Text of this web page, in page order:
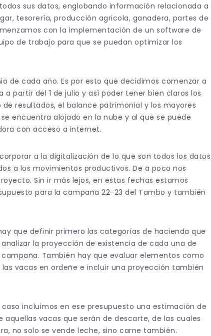
sus datos, englobando información relacionada a
tesorería, producción agricola, ganadera, partes de
con la implementación de un software de
de trabajo para que se puedan optimizar los
de cada año. Es por esto que decidimos comenzar a
partir del 1 de julio y así poder tener bien claros los
de resultados, el balance patrimonial y los mayores
encuentra alojado en la nube y al que se puede
con acceso a internet.
a la digitalización de lo que son todos los datos
a los movimientos productivos. De a poco nos
Sin ir más lejos, en estas fechas estamos
para la campaña 22-23 del Tambo y también
que definir primero las categorías de hacienda que
la proyección de existencia de cada una de
También hay que evaluar elementos como
vacas en ordeñe e incluir una proyección también
incluimos en ese presupuesto una estimación de
vacas que serán de descarte, de las cuales
no solo se vende leche, sino carne también.